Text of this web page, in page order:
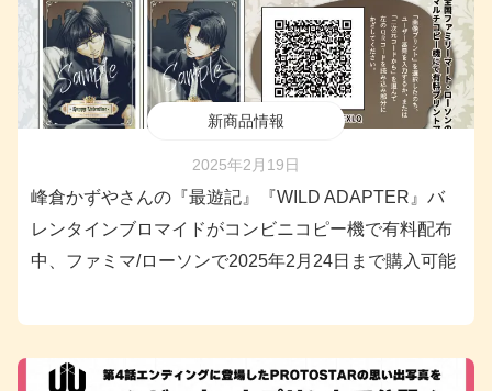
新商品情報
2025年2月19日
峰倉かずやさんの『最遊記』『WILD ADAPTER』バ
レンタインブロマイドがコンビニコピー機で有料配布
中、ファミマ/ローソンで2025年2月24日まで購入可能